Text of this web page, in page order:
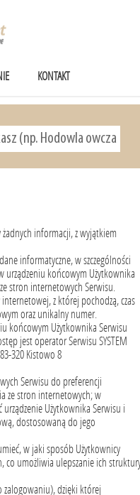
KONTAKT
informacji, z wyjątkiem
informatyczne, w szczególności
urządzeniu końcowym Użytkownika
stron internetowych Serwisu.
internetowej, z której pochodzą, czas
oraz unikalny numer.
końcowym Użytkownika Serwisu
jest operator Serwisu SYSTEM
320 Kistowo 8
Serwisu do preferencji
ze stron internetowych; w
Użytkownika Serwisu i
dostosowaną do jego
w jaki sposób Użytkownicy
co umożliwia ulepszanie ich
zalogowaniu), dzięki której